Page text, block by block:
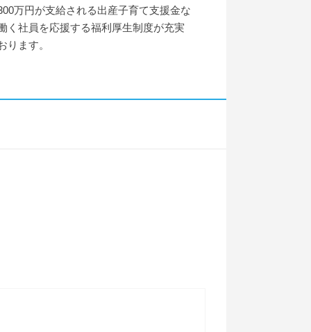
万円が支給される出産子育て支援金な
く社員を応援する福利厚生制度が充実
ります。